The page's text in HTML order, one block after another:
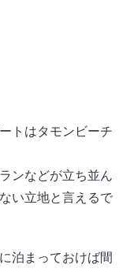
トはタモンビーチ
ンなどが立ち並ん
い立地と言えるで
泊まっておけば間